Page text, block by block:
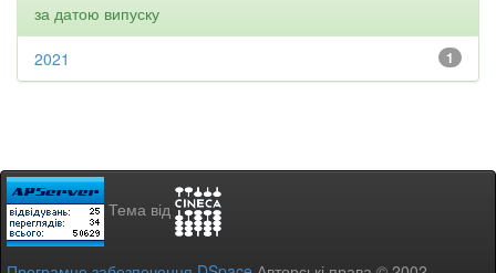
за датою випуску
1
2021
Тема від